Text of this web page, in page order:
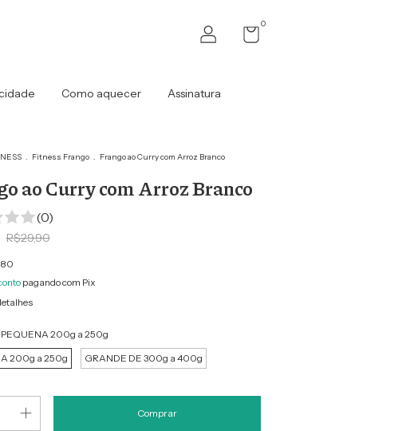
0
Como aquecer Assinatura
. Fitness Frango . Frango ao Curry com Arroz Branco
ao Curry com Arroz Branco
(0)
R$29,90
pagando com Pix
PEQUENA 200g a 250g
200g a 250g
GRANDE DE 300g a 400g